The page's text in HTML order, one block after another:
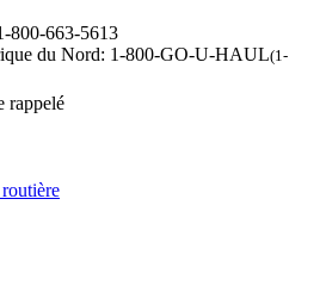
800-663-5613
du Nord: 1-800-GO-U-HAUL(1-
rappelé